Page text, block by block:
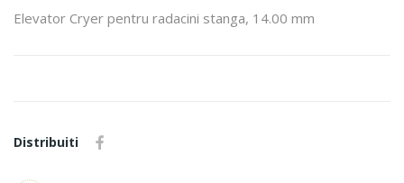
Elevator Cryer pentru radacini stanga, 14.00 mm
Distribuiti